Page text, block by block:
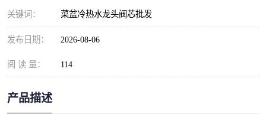
关键词： 菜盆冷热水龙头阀芯批发
发布日期： 2026-08-06
阅 读 量： 114
产品描述